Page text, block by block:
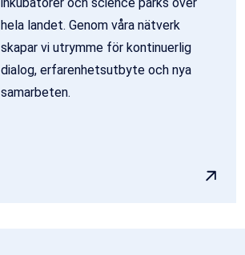
hela landet. Genom våra nätverk
skapar vi utrymme för kontinuerlig
dialog, erfarenhetsutbyte och nya
samarbeten.